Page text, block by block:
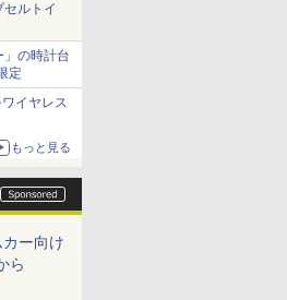
ルトイ
」の時計台
定
イヤレス
もっと見る
ー向け
ら